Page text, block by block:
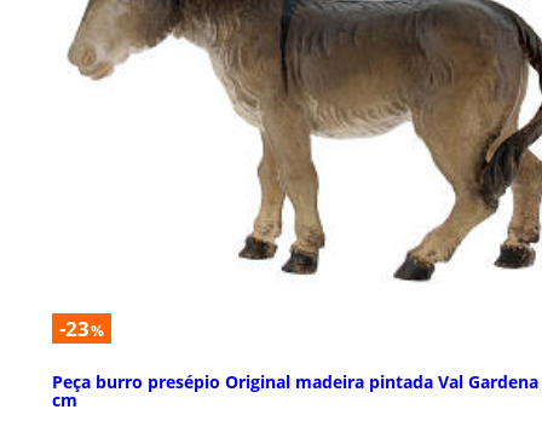
-23%
Peça burro presépio Original madeira pintada Val Gardena
cm